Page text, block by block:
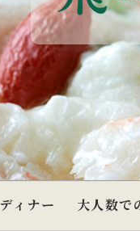
ディナー 大人数で